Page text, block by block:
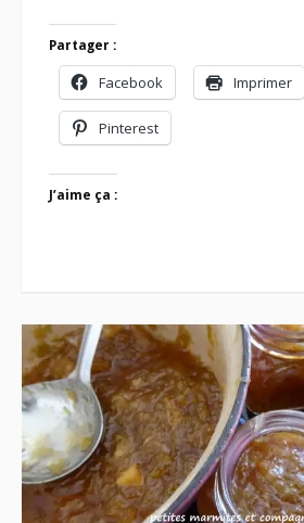
Partager :
Facebook Imprimer
Pinterest
J’aime ça :